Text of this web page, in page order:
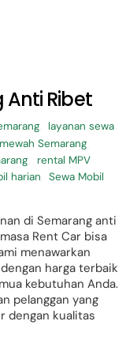
Ribet
layanan sewa
Semarang,
rental MPV
harian
Sewa Mobil
di Semarang anti
Rent Car bisa
menawarkan
harga terbaik
kebutuhan Anda.
pelanggan yang
dengan kualitas